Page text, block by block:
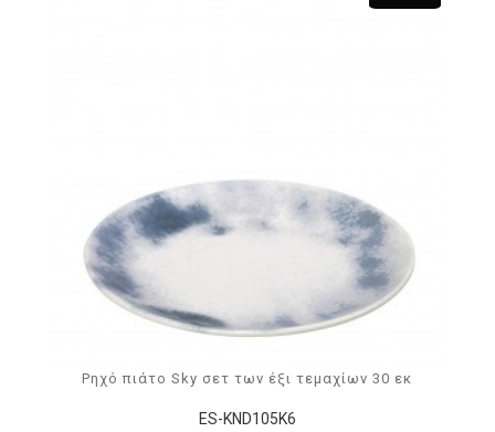
ES-KND105K6
Ρηχό πιάτο Sky σετ των έξι τεμαχίων 30 εκ